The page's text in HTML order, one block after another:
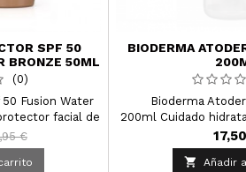
SPF 50
BRONZE 50ML
(0)
Fusion Water
facial de
que aporta
inmediata y
frente a la
€
BIODERMA
Bioderma
200ml Cuidado
limita la sequedad
 Añadir